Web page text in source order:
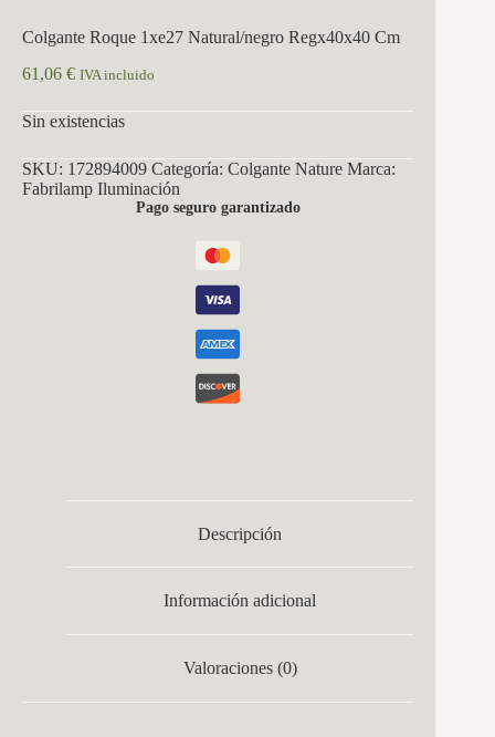
Colgante Roque 1xe27 Natural/negro Regx40x40 Cm
61,06 € IVA incluido
Sin existencias
SKU: 172894009 Categoría: Colgante Nature Marca:
Fabrilamp Iluminación
Pago seguro garantizado
Descripción
Información adicional
Valoraciones (0)